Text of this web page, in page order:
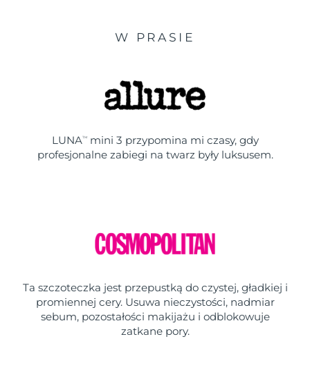
W PRASIE
LUNATMmini 3 przypomina mi czasy, gdy
profesjonalne zabiegi na twarz były luksusem.
Ta szczoteczka jest przepustką do czystej, gładkiej i
promiennej cery. Usuwa nieczystości, nadmiar
sebum, pozostałości makijażu i odblokowuje
zatkane pory.